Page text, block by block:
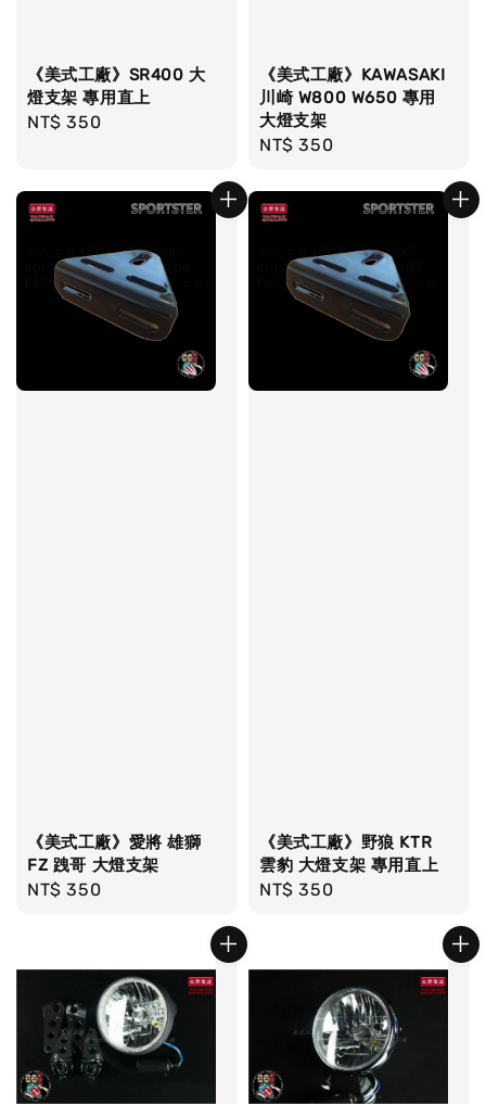
《美式工廠》SR400 大
燈支架 專用直上
Regular
NT$ 350
《美式工廠》KAWASAKI
川崎 W800 W650 專用
大燈支架
Regular
NT$ 350
《美式工廠》愛將 雄獅
FZ 跩哥 大燈支架
Regular
NT$ 350
《美式工廠》野狼 KTR
雲豹 大燈支架 專用直上
Regular
NT$ 350